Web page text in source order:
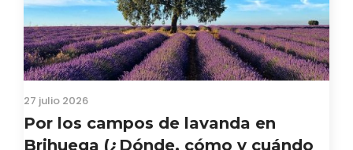
27 julio 2026
Por los campos de lavanda en
Brihuega (¿Dónde, cómo y cuándo